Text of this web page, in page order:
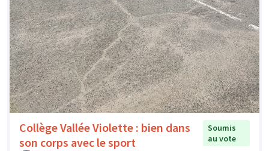
Collège Vallée Violette : bien dans
son corps avec le sport
Soumis
au vote